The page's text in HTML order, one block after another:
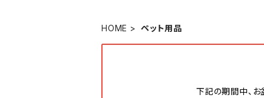
HOME ペット用品
下記の期間中、お